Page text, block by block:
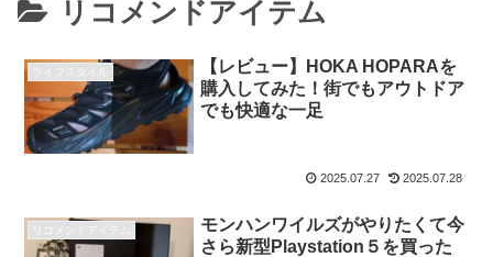
リコメンドアイテム
ライフスタイル
【レビュー】HOKA HOPARAを
購入してみた！街でもアウトドア
でも快適な一足
2025.07.27 2025.07.28
リコメンドアイテム
モンハンワイルズがやりたくて今
さら新型Playstation５を買った